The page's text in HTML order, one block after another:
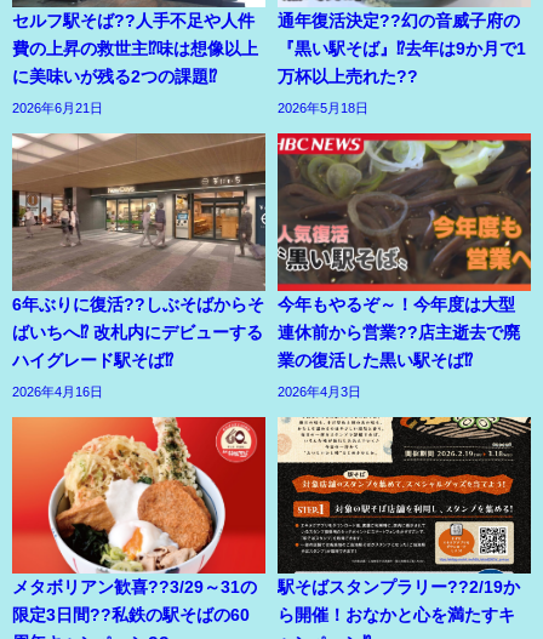
セルフ駅そば??人手不足や人件
費の上昇の救世主⁉味は想像以上
に美味いが残る2つの課題⁉
2026年6月21日
通年復活決定??幻の音威子府の
『黒い駅そば』⁉去年は9か月で1
万杯以上売れた??
2026年5月18日
6年ぶりに復活??しぶそばからそ
ばいちへ⁉ 改札内にデビューする
ハイグレード駅そば⁉
2026年4月16日
今年もやるぞ～！今年度は大型
連休前から営業??店主逝去で廃
業の復活した黒い駅そば⁉
2026年4月3日
メタボリアン歓喜??3/29～31の
限定3日間??私鉄の駅そばの60
駅そばスタンプラリー??2/19か
ら開催！おなかと心を満たすキ